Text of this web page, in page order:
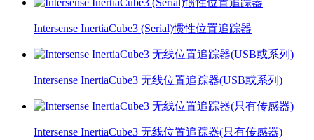
Intersense InertiaCube3 (Serial)惯性位置追踪器
Intersense InertiaCube3 无线位置追踪器(USB或系列)
Intersense InertiaCube3 无线位置追踪器(只有传感器)